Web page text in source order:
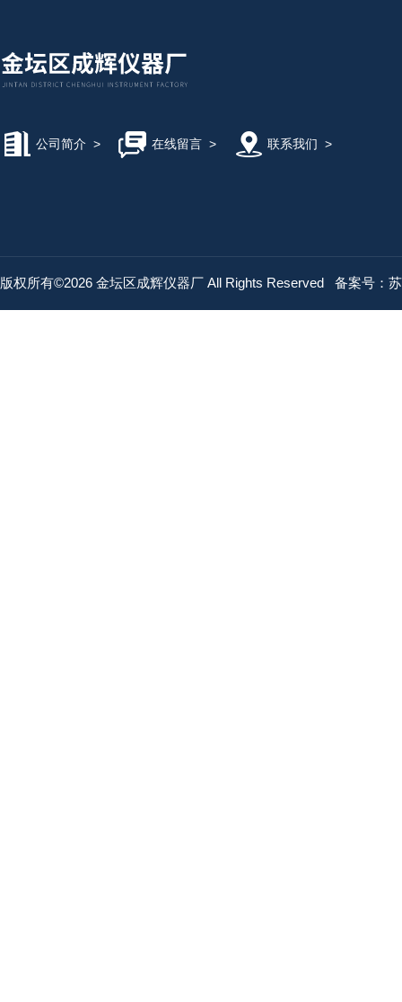
公司简介 > 在线留言> 联系我们 >
版权所有©2026 金坛区成辉仪器厂 All Rights Reserved 备案号：